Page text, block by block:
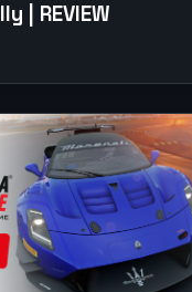
| REVIEW